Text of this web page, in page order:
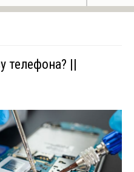
телефона? ||